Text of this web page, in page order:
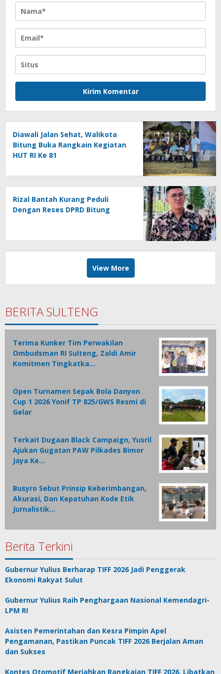
Diawali Jalan Sehat, Walikota
Bitung Buka Rangkain Kegiatan
HUT RI Ke 81
Rizal Bantah Kurang Peduli
Dengan Reses DPRD Bitung
View More
BERITA SULTENG
Terima Kunker Tim Perwakilan
Ombudsman RI Sulteng, Zaldi Amir
Komitmen Tingkatka…
Open Turnamen Sepak Bola Danyon
Cup 1 2026 Yonif TP 825/GWS Resmi di
Gelar
Terkait Dugaan Black Campaign, Yusril
Ajukan Gugatan PAW Pilkades Bimor
Jaya Ke…
Busyro Sebut Prinsip Keberimbangan,
Akurasi, Dan Kepatuhan Kode Etik
Jurnalistik…
Berita Terkini
Gubernur Yulius Berharap TIFF 2026 Jadi Penggerak
Ekonomi Rakyat Sulut
Gubernur Yulius Raih Penghargaan Nasional Kemendagri-
LPM RI
Asisten Pemerintahan dan Kesra Pimpin Apel
Pengamanan, Pastikan Puncak TIFF 2026 Berjalan Aman
dan Sukses
Kontes Otomotif Meriahkan Rangkaian TIFF 2026, Libatkan